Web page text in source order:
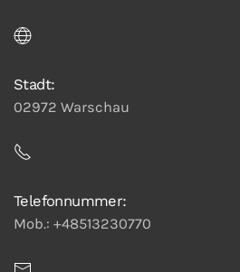
Stadt:
02972 Warschau
Telefonnummer:
Mob.: +48513230770